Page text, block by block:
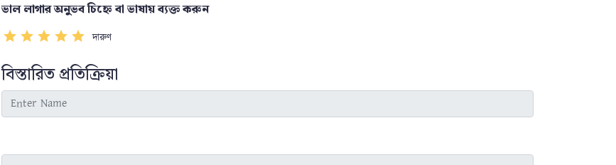
ভাল লাগার অনুভব চিহ্নে বা ভাষায় ব্যক্ত করুন
দারুণ
বিস্তারিত প্রতিক্রিয়া